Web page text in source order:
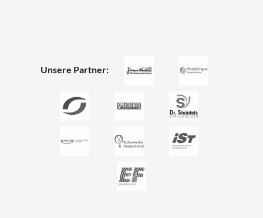
Unsere Partner: